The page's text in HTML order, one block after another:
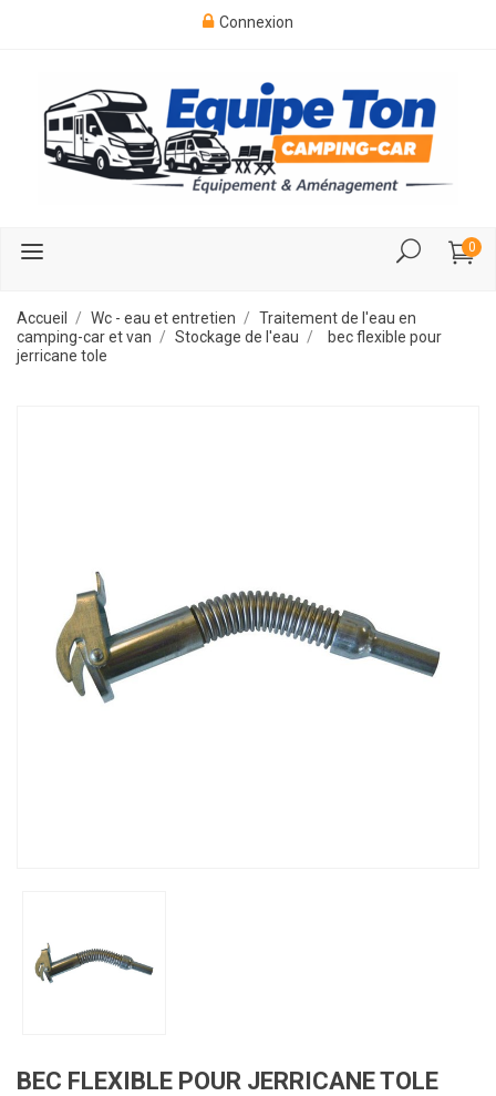
Connexion
0
Accueil Wc - eau et entretien
Traitement de l'eau en
camping-car et van
Stockage de l'eau
bec flexible pour
jerricane tole
BEC FLEXIBLE POUR JERRICANE TOLE